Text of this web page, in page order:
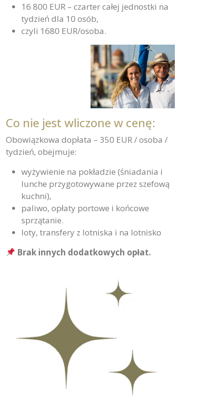
16 800 EUR – czarter całej jednostki na
tydzień dla 10 osób,
czyli 1680 EUR/osoba.
Co nie jest wliczone w cenę:
Obowiązkowa dopłata – 350 EUR / osoba /
tydzień, obejmuje:
wyżywienie na pokładzie (śniadania i
lunche przygotowywane przez szefową
kuchni),
paliwo, opłaty portowe i końcowe
sprzątanie.
loty, transfery z lotniska i na lotnisko
Brak innych dodatkowych opłat.